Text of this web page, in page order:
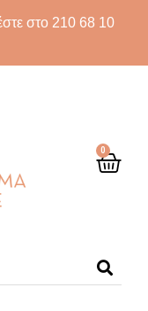
στο 210 68 10
0